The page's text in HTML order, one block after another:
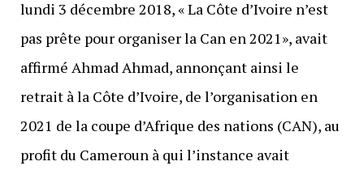
lundi 3 décembre 2018, « La Côte d’Ivoire n’est
pas prête pour organiser la Can en 2021», avait
affirmé Ahmad Ahmad, annonçant ainsi le
retrait à la Côte d’Ivoire, de l’organisation en
2021 de la coupe d’Afrique des nations (CAN), au
profit du Cameroun à qui l’instance avait